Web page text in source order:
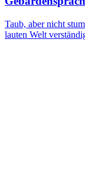
Taub, aber nicht
lauten Welt